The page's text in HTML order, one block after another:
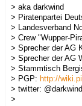
> aka darkwind
> Piratenpartei
> Landesverband
> Crew "Wupper-
> Sprecher der AG
> Sprecher der AG
> Stammtisch
> PGP: http://
> twitter:
>